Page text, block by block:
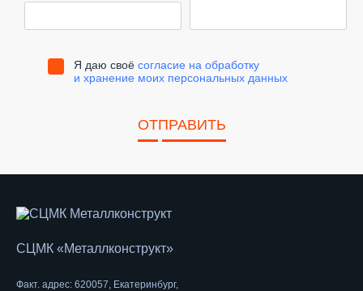
Я даю своё согласие на обработку
и хранение моих персональных данных
ОТПРАВИТЬ
СЦМК «Металлконструкт»
Факт. адрес: 620057, Екатеринбург,